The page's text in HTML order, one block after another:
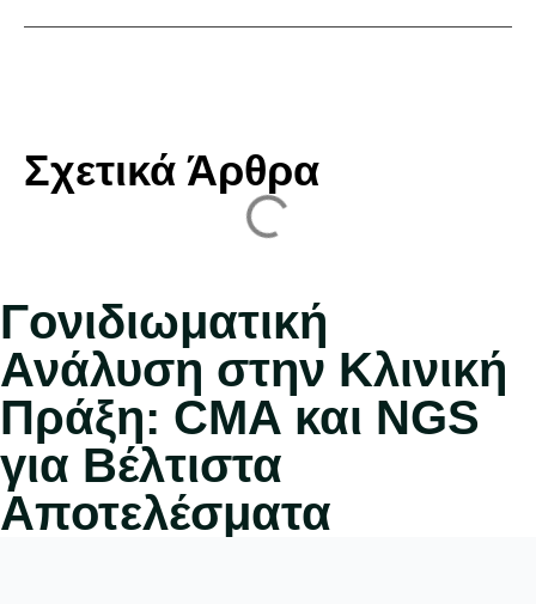
Σχετικά Άρθρα
Γονιδιωματική
Ανάλυση στην Κλινική
Πράξη: CMA και NGS
για Βέλτιστα
Αποτελέσματα